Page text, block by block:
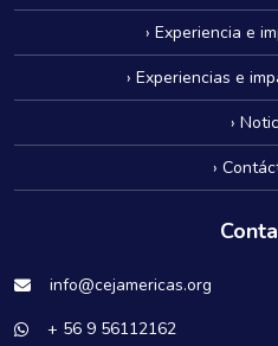
› Experiencia e
› Experiencias e
›
›
info@cejamericas.org
+ 56 9 56112162